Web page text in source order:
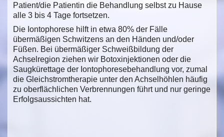
Patient/die Patientin die Behandlung selbst zu Hause
alle 3 bis 4 Tage fortsetzen.
Die Iontophorese hilft in etwa 80% der Fälle
übermäßigen Schwitzens an den Händen und/oder
Füßen. Bei übermäßiger Schweißbildung der
Achselregion ziehen wir Botoxinjektionen oder die
Saugkürettage der Iontophoresebehandlung vor, zumal
die Gleichstromtherapie unter den Achselhöhlen häufig
zu oberflächlichen Verbrennungen führt und nur geringe
Erfolgsaussichten hat.